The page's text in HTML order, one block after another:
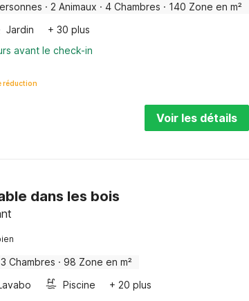
· 2 Animaux · 4 Chambres · 140 Zone en m²
Jardin
+ 30 plus
avant le check-in
réduction
Voir les détails
dans les bois
3 Chambres · 98 Zone en m²
Piscine
+ 20 plus